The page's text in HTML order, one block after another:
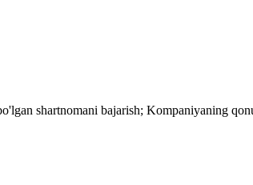
shartnomani bajarish; Kompaniyaning